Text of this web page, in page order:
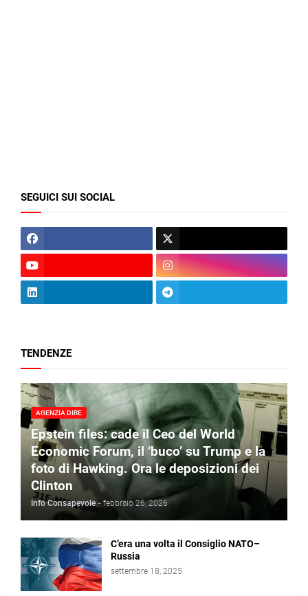
SEGUICI SUI SOCIAL
TENDENZE
AGENZIA DIRE
Epstein files: cade il Ceo del World
Economic Forum, il ‘buco’ su Trump e la
foto di Hawking. Ora le deposizioni dei
Clinton
Info Consapevole - febbraio 26, 2026
C’era una volta il Consiglio NATO–
Russia
settembre 18, 2025